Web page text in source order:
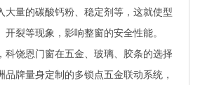
大量的碳酸钙粉、稳定剂等，这就使型
裂等现象，影响整窗的安全性能。
科饶恩门窗在五金、玻璃、胶条的选择
品牌量身定制的多锁点五金联动系统，